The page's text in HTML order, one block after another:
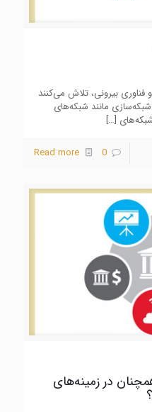
بیرونی، تلاش می‌کنند
شبکه‌سازی مانند شبکه‌های
[…]
0
Read more
در زمینه‌های